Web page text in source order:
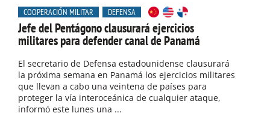
COOPERACIÓN MILITAR DEFENSA
Jefe del Pentágono clausurará ejercicios
militares para defender canal de Panamá
El secretario de Defensa estadounidense clausurará
la próxima semana en Panamá los ejercicios militares
que llevan a cabo una veintena de países para
proteger la vía interoceánica de cualquier ataque,
informó este lunes una ...